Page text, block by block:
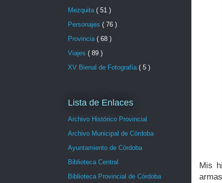
Mis
Mezquita ( 51 )
Personajes ( 76 )
Provincia ( 68 )
Viajes ( 89 )
XV Bienal de Fotografía ( 5 )
Lista de Enlaces
Archivo Histórico Provincial
Archivo Municipal de Córdoba
Ayuntamiento de Córdoba
Biblioteca Central
Biblioteca Provincial de Córdoba